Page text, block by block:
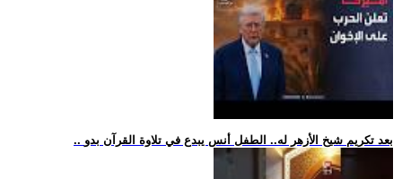
.. بعد تكريم شيخ الأزهر له.. الطفل أنس يبدع في تلاوة القرآن بدو